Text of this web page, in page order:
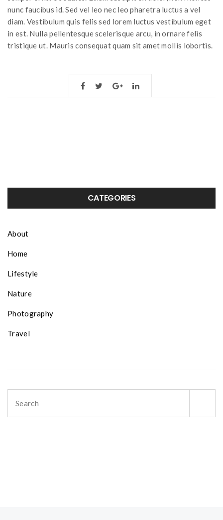
nunc faucibus id. Sed vel leo nec leo pharetra luctus a vel
diam. Vestibulum quis felis sed lorem luctus vestibulum eget
in est. Nulla pellentesque scelerisque arcu, in ornare felis
tristique ut. Mauris consequat quam sit amet mollis lobortis.
CATEGORIES
About
Home
Lifestyle
Nature
Photography
Travel
for: